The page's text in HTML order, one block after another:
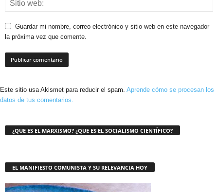
Guardar mi nombre, correo electrónico y sitio web en este navegador
la próxima vez que comente.
Este sitio usa Akismet para reducir el spam. Aprende cómo se procesan los
datos de tus comentarios.
¿QUE ES EL MARXISMO? ¿QUE ES EL SOCIALISMO CIENTÍFICO?
EL MANIFIESTO COMUNISTA Y SU RELEVANCIA HOY